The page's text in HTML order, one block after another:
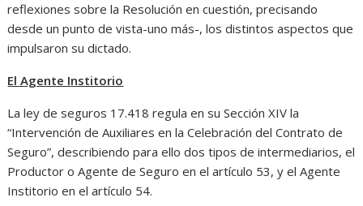
reflexiones sobre la Resolución en cuestión, precisando
desde un punto de vista-uno más-, los distintos aspectos que
impulsaron su dictado.
El Agente Institorio
La ley de seguros 17.418 regula en su Sección XIV la
“Intervención de Auxiliares en la Celebración del Contrato de
Seguro”, describiendo para ello dos tipos de intermediarios, el
Productor o Agente de Seguro en el artículo 53, y el Agente
Institorio en el artículo 54.